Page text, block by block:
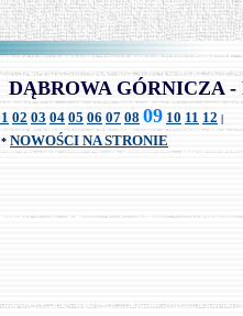
DĄBROWA GÓRNICZA -
02 03 04 05 06 07 08 09 10 11 12 |
* NOWOŚCI NA STRONIE